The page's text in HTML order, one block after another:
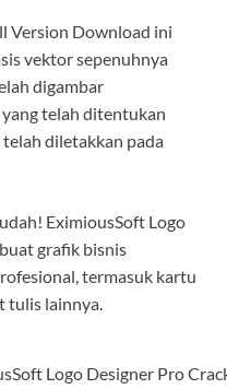
Version Download ini
vektor sepenuhnya
digambar
telah ditentukan
diletakkan pada
EximiousSoft Logo
grafik bisnis
termasuk kartu
tulis lainnya.